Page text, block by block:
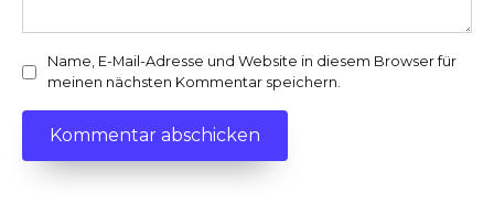
Name, E-Mail-Adresse und Website in diesem Browser für
meinen nächsten Kommentar speichern.